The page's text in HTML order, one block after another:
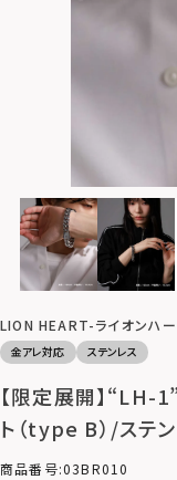
LION HEART-ライオンハ
金アレ対応 ステンレス
【限定展開】“LH-
ト（type B）/ステ
商品番号 03BR010